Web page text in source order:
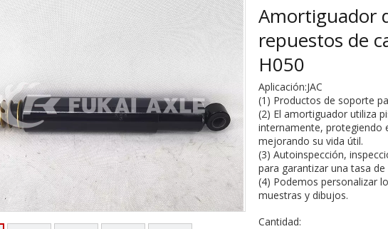
Serie de camiones SAIC-lveco Hongyan
Serie de camiones Foton Auman
Serie de camiones FAW Jiefang
Serie de camiones Dongfeng
Serie de camiones europea y japonesa
Piezas de repuesto para maquinaria de ingeniería de
Otra serie de camiones
Amortiguador
repuestos de
H050
Aplicación:JAC
(1) Productos de soporte
(2) El amortiguador utiliza
internamente, protegiendo
mejorando su vida útil.
(3) Autoinspección,
para garantizar una tasa
(4) Podemos personalizar
muestras y dibujos.
Cantidad: